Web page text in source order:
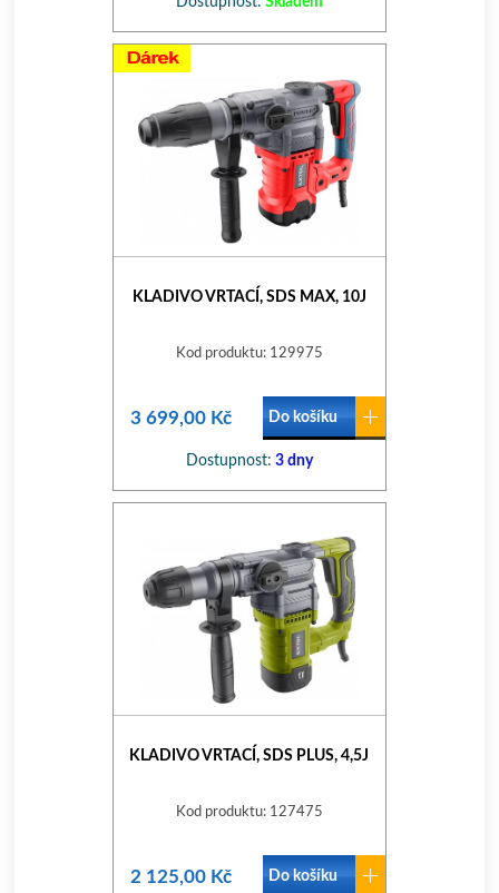
KLADIVO VRTACÍ, SDS MAX, 10J
Kod produktu: 129975
3 699,00 Kč Do košíku
Dostupnost: 3 dny
KLADIVO VRTACÍ, SDS PLUS, 4,5J
Kod produktu: 127475
2 125,00 Kč Do košíku